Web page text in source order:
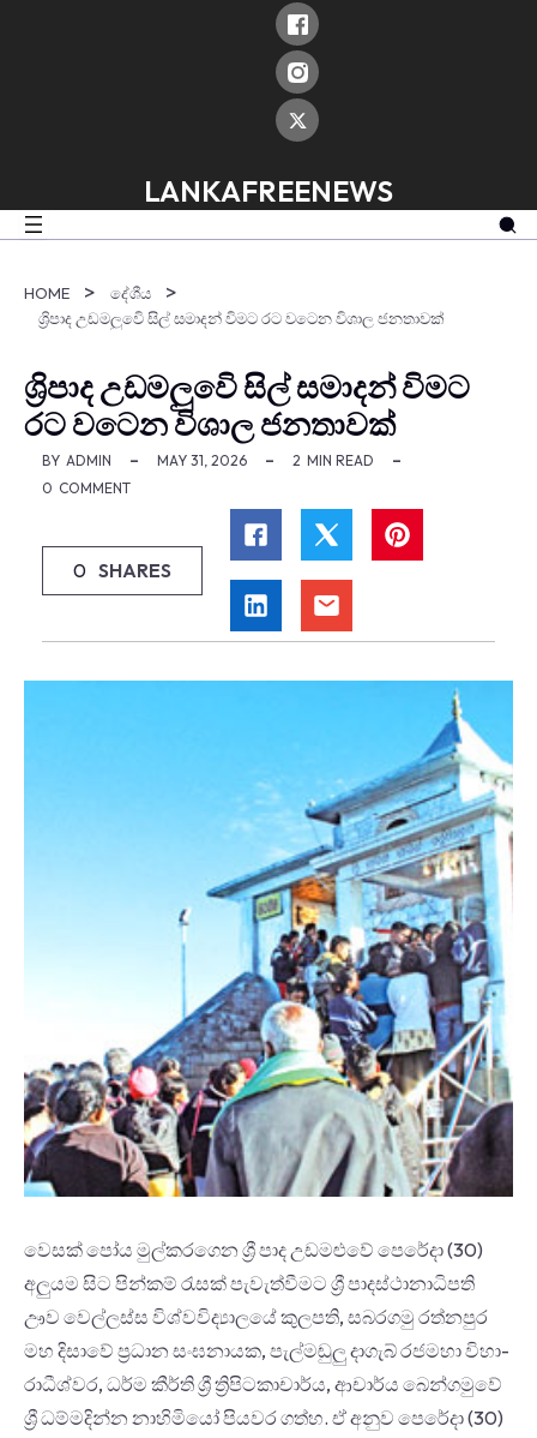
LANKAFREENEWS
HOME
දේශීය
ශ්‍රිපාද උඩමලුවෙි සිල් සමාදන් විමට රට වටෙන විශාල ජනතාවක්
ශ්‍රිපාද උඩමලුවෙි සිල් සමාදන් විමට
රට වටෙන විශාල ජනතාවක්
BY ADMIN MAY 31, 2026 2 MIN READ
0 COMMENT
0 SHARES
වෙසක් පෝය මුල්කරගෙන ශ්‍රී පාද උඩ­ම­ළුවේ පෙරේදා (30)
අලු­යම සිට පින්කම් රැසක් පැවැ­ත්වී­මට ශ්‍රී පාද­ස්ථා­නා­ධි­පති
ඌව වෙල්ලස්ස විශ්ව­වි­ද්‍යා­ලයේ කුල­පති, සබ­ර­ගමු රත්න­පුර
මහ දිසාවේ ප්‍රධාන සංඝ­නා­යක, පැල්ම­ඬුලු දාගැබ් රජ­මහා විහා­
රා­ධී­ශ්වර, ධර්ම කීර්ති ශ්‍රී ත්‍රිපි­ට­කා­චාර්ය, ආචාර්ය බෙන්ග­මුවේ
ශ්‍රී ධම්ම­දින්න නාහි­මියෝ පිය­වර ගත්හ. ඒ අනුව පෙරේදා (30)